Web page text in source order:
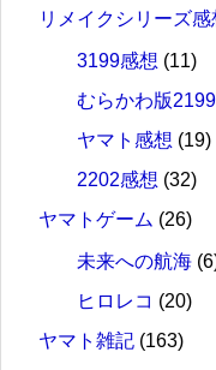
リメイクシリーズ感
3199感想 (11)
むらかわ版2199
ヤマト感想 (19)
2202感想 (32)
ヤマトゲーム (26)
未来への航海
ヒロレコ (20)
ヤマト雑記 (163)